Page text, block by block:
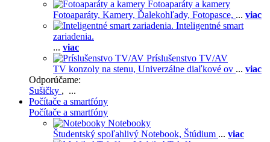
Fotoaparáty a kamery
Fotoaparáty, Kamery, Ďalekohľady, Fotopasce, ... viac
Inteligentné smart
zariadenia.
... viac
Príslušenstvo TV/AV
TV konzoly na stenu, Univerzálne diaľkové ov ... viac
Odporúčame:
Sušičky , ...
Počítače a smartfóny
Počítače a smartfóny
Notebooky
Študentský spoľahlivý Notebook, Štúdium ... viac